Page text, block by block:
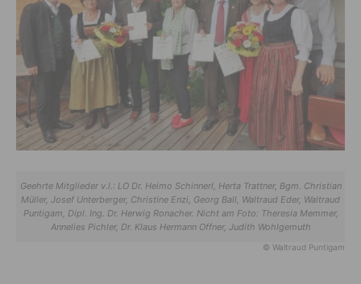
Geehrte Mitglieder v.l.: LO Dr. Heimo Schinnerl, Herta Trattner, Bgm. Christian
Müller, Josef Unterberger, Christine Enzi, Georg Ball, Waltraud Eder, Waltraud
Puntigam, Dipl. Ing. Dr. Herwig Ronacher. Nicht am Foto: Theresia Memmer,
Annelies Pichler, Dr. Klaus Hermann Offner, Judith Wohlgemuth
© Waltraud Puntigam